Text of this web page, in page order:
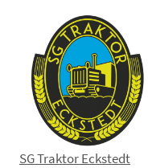
SG Traktor Eckstedt